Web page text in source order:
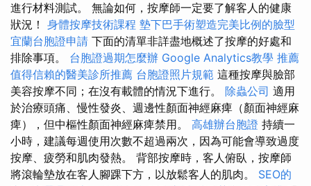
進行材料測試。 無論如何，按摩師一定要了解客人的健康
狀況！ 身體按摩技術課程 墊下巴手術塑造完美比例的臉型
宜蘭台胞證申請 下面的清單非詳盡地概述了按摩的好處和
排除事項。 台胞證過期怎麼辦 Google Analytics教學 推薦
值得信賴的醫美診所推薦 台胞證照片規範 這種按摩與臉部
美容按摩不同；在沒有載體的情況下進行。 除蟲公司 適用
於治療頭痛、慢性發炎、週邊性顏面神經麻痺（顏面神經麻
痺），但中樞性顏面神經麻痺禁用。 高雄辦台胞證 持續一
小時，建議每週使用次數不超過兩次，因為可能會導致過度
按摩、疲勞和肌肉發熱。 背部按摩時，客人俯臥，按摩師
將滾輪墊放在客人腳踝下方，以放鬆客人的肌肉。 SEO的